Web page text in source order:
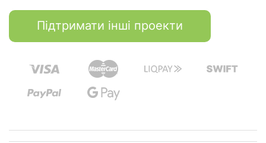
Підтримати інші проекти